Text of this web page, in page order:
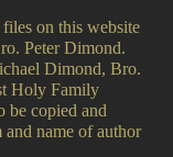
on this website
Peter Dimond.
Dimond, Bro.
Holy Family
be copied and
and name of author